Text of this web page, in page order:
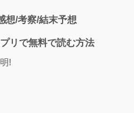
想/考察/結末予想
リで無料で読む方法
!